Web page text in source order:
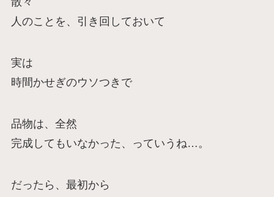
人のことを、引き回しておいて
実は
時間かせぎのウソつきで
品物は、全然
完成してもいなかった、っていうね…。
だったら、最初から